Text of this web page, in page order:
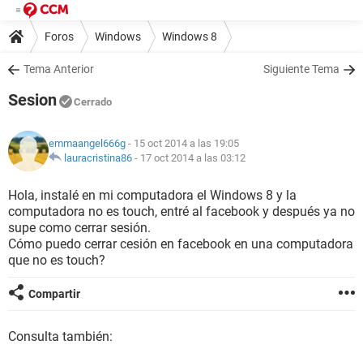
Foros Windows Windows 8
Tema Anterior Siguiente Tema
Sesion Cerrado
emmaangel666g - 15 oct 2014 a las 19:05
lauracristina86 - 17 oct 2014 a las 03:12
Hola, instalé en mi computadora el Windows 8 y la
computadora no es touch, entré al facebook y después ya no
supe como cerrar sesión.
Cómo puedo cerrar cesión en facebook en una computadora
que no es touch?
Compartir
Consulta también: